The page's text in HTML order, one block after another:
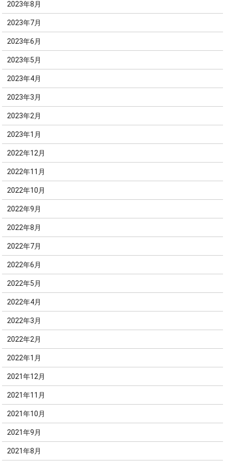
2023年8月
2023年7月
2023年6月
2023年5月
2023年4月
2023年3月
2023年2月
2023年1月
2022年12月
2022年11月
2022年10月
2022年9月
2022年8月
2022年7月
2022年6月
2022年5月
2022年4月
2022年3月
2022年2月
2022年1月
2021年12月
2021年11月
2021年10月
2021年9月
2021年8月